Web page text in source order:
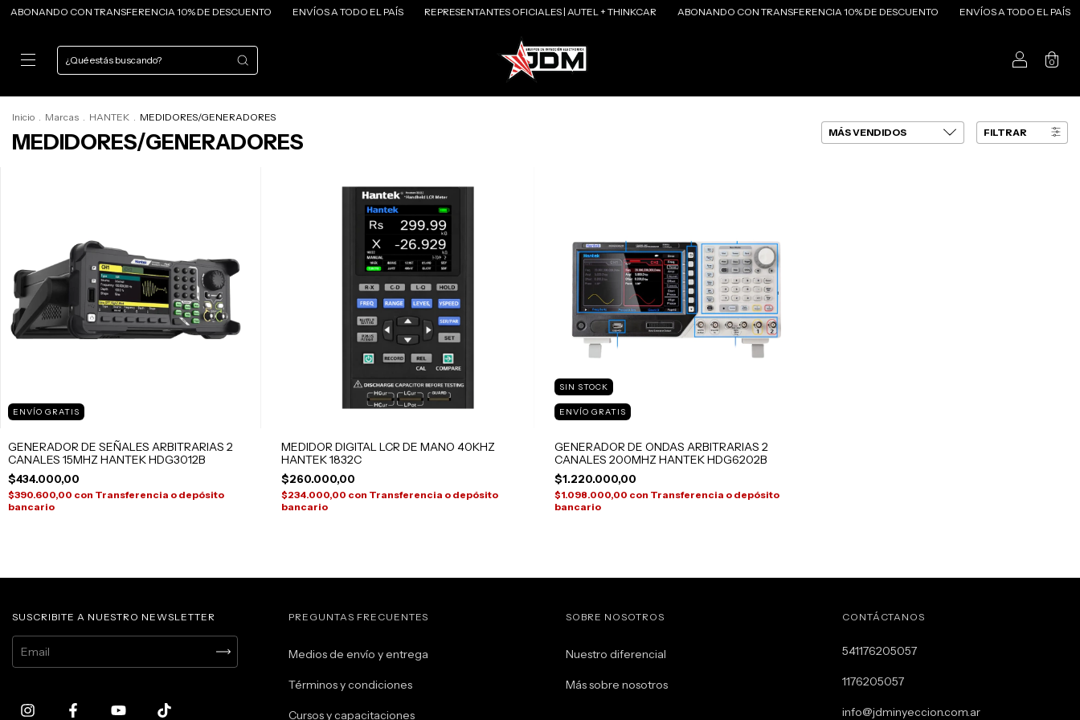
CON TRANSFERENCIA 10% DE DESCUENTO ENVÍOS A TODO EL PAÍS REPRESENTANTES OFICIALES | AUTEL + THINKCAR ABONANDO CON TRANSFERENCIA 10% DE DESCUENTO ENVÍOS A TODO EL PAÍS
0
Inicio . Marcas . HANTEK . MEDIDORES/GENERADORES
MEDIDORES/GENERADORES FILTRAR
ENVÍO GRATIS
GENERADOR DE SEÑALES ARBITRARIAS 2
CANALES 15MHZ HANTEK HDG3012B
$434.000,00
$390.600,00 con Transferencia o depósito
bancario
MEDIDOR DIGITAL LCR DE MANO 40KHZ
HANTEK 1832C
$260.000,00
$234.000,00 con Transferencia o depósito
bancario
SIN STOCK
ENVÍO GRATIS
GENERADOR DE ONDAS ARBITRARIAS 2
CANALES 200MHZ HANTEK HDG6202B
$1.220.000,00
$1.098.000,00 con Transferencia o depósito
bancario
SUSCRIBITE A NUESTRO NEWSLETTER PREGUNTAS FRECUENTES
Medios de envío y entrega
Términos y condiciones
Cursos y capacitaciones
SOBRE NOSOTROS
Nuestro diferencial
Más sobre nosotros
CONTÁCTANOS
541176205057
1176205057
info@jdminyeccion.com.ar